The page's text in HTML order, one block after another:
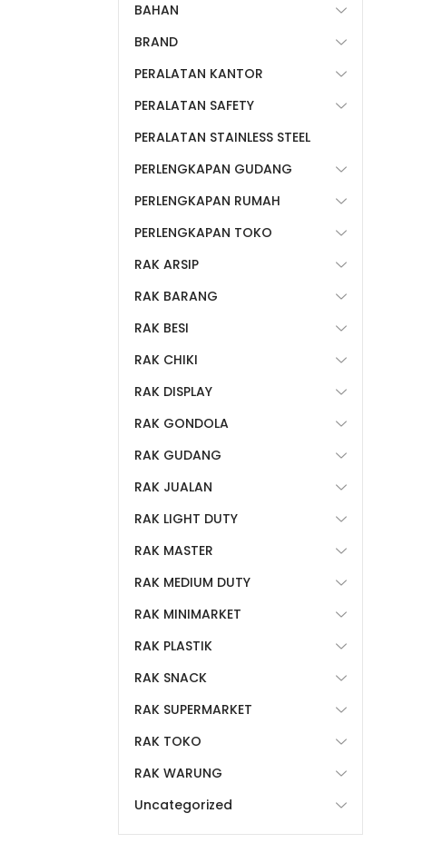
BAHAN
BRAND
PERALATAN KANTOR
PERALATAN SAFETY
PERALATAN STAINLESS STEEL
PERLENGKAPAN GUDANG
PERLENGKAPAN RUMAH
PERLENGKAPAN TOKO
RAK ARSIP
RAK BARANG
RAK BESI
RAK CHIKI
RAK DISPLAY
RAK GONDOLA
RAK GUDANG
RAK JUALAN
RAK LIGHT DUTY
RAK MASTER
RAK MEDIUM DUTY
RAK MINIMARKET
RAK PLASTIK
RAK SNACK
RAK SUPERMARKET
RAK TOKO
RAK WARUNG
Uncategorized